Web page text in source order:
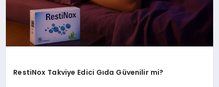
RestiNox Takviye Edici Gıda Güvenilir mi?